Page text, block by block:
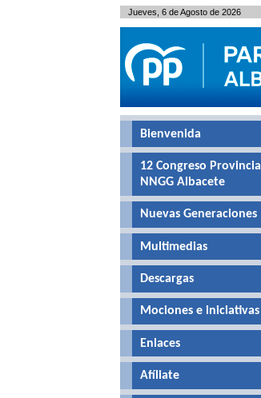
Bienvenida
12 Congreso Provincial
NNGG Albacete
Nuevas Generaciones
Multimedias
Descargas
Mociones e iniciativas
Enlaces
Afíliate
Jueves, 6 de Agosto de 2026